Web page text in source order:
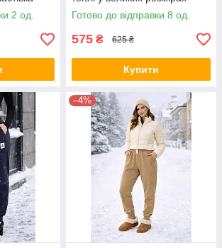
2 од.
10XL
Готово до відправки 8 од.
575 ₴ 625 ₴
Купити
–4%